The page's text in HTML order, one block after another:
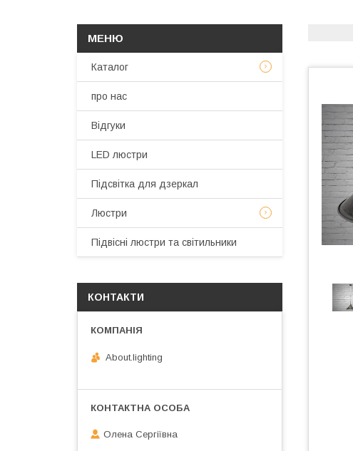
Каталог
про нас
Відгуки
LED люстри
Підсвітка для дзеркал
Люстри
Підвісні люстри та світильники
КОНТАКТИ
About.lighting
Олена Сергіївна